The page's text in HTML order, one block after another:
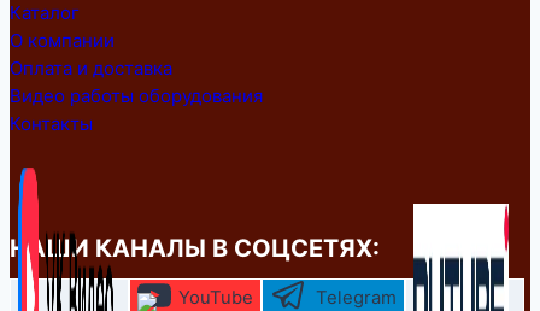
Каталог
О компании
Оплата и доставка
Видео работы оборудования
Контакты
НАШИ КАНАЛЫ В СОЦСЕТЯХ:
YouTube Telegram